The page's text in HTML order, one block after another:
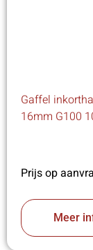
Gaffel
16mm G100
Prijs op
Meer